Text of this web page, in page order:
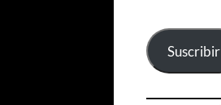
Suscribir